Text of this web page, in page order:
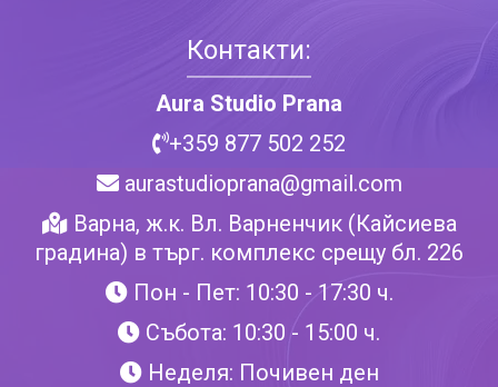
Контакти:
Aura Studio Prana
+359 877 502 252
aurastudioprana@gmail.com
Варна, ж.к. Вл. Варненчик (Кайсиева
градина) в търг. комплекс срещу бл. 226
Пон - Пет: 10:30 - 17:30 ч.
Събота: 10:30 - 15:00 ч.
Неделя: Почивен ден